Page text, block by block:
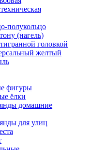
полукольцо
(нагель)
головкой
желтый
фигуры
ёлки
домашние
для улиц